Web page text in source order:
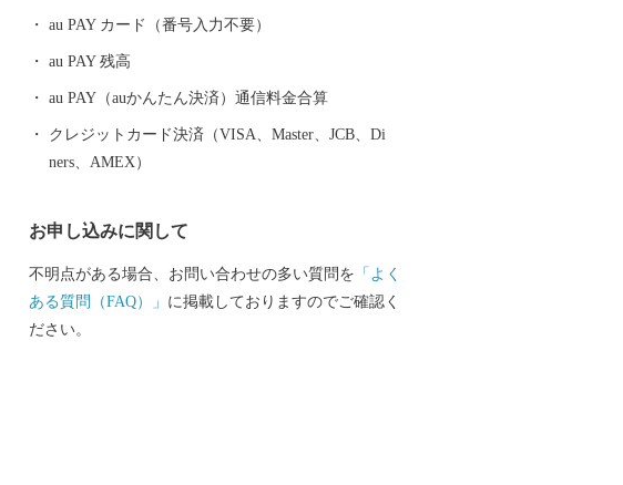
氏のひとつ南部杜氏、さき織り、ホームスパン等の優
唯一の花巻空港があり、東北新幹線新花巻駅や東北自
動車道、東北横断自動車道などの高速交通網が整備さ
れるなど、北東北の高速交通網の結節点という極めて
au PAY カード（番号入力不要）
au PAY 残高
au PAY（auかんたん決済）通信料金合算
クレジットカード決済（VISA、Master、JCB、Di
ners、AMEX）
お申し込みに関して
不明点がある場合、お問い合わせの多い質問を 「よく
ある質問（FAQ）」 に掲載しておりますのでご確認く
ださい。